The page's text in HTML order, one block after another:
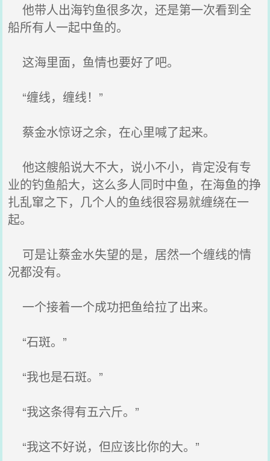
他带人出海钓鱼很多次，还是第一次看到全
船所有人一起中鱼的。
这海里面，鱼情也要好了吧。
“缠线，缠线！”
蔡金水惊讶之余，在心里喊了起来。
他这艘船说大不大，说小不小，肯定没有专
业的钓鱼船大，这么多人同时中鱼，在海鱼的挣
扎乱窜之下，几个人的鱼线很容易就缠绕在一
起。
可是让蔡金水失望的是，居然一个缠线的情
况都没有。
一个接着一个成功把鱼给拉了出来。
“石斑。”
“我也是石斑。”
“我这条得有五六斤。”
“我这不好说，但应该比你的大。”